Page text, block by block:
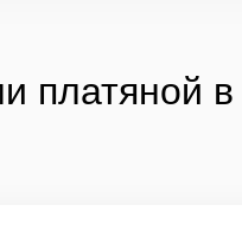
платяной